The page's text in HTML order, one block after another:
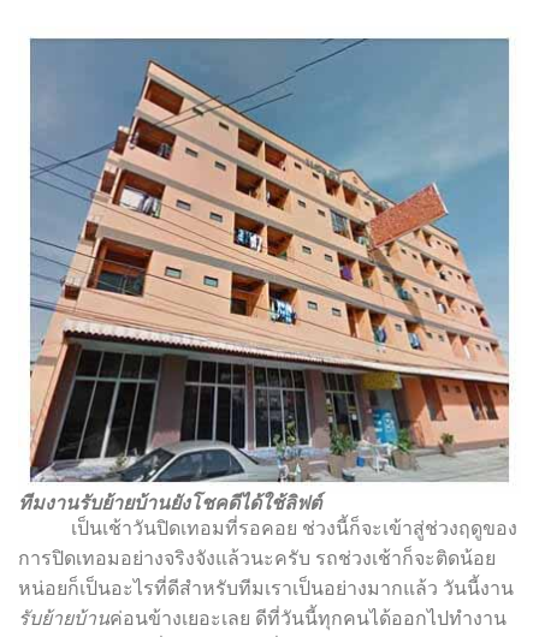
ทีมงานรับย้ายบ้านยังโชคดีได้ใช้ลิฟต์
เป็นเช้าวันปิดเทอมที่รอคอย ช่วงนี้ก็จะเข้าสู่ช่วงฤดูของ
การปิดเทอมอย่างจริงจังแล้วนะครับ รถช่วงเช้าก็จะติดน้อย
หน่อยก็เป็นอะไรที่ดีสำหรับทีมเราเป็นอย่างมากแล้ว วันนี้งาน
รับย้ายบ้านค่อนข้างเยอะเลย ดีที่วันนี้ทุกคนได้ออกไปทำงาน